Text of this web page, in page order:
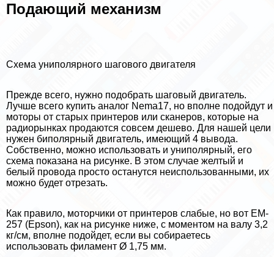
Подающий механизм
Схема униполярного шагового двигателя
Прежде всего, нужно подобрать шаговый двигатель.
Лучше всего купить аналог Nema17, но вполне подойдут и
моторы от старых принтеров или сканеров, которые на
радиорынках продаются совсем дешево. Для нашей цели
нужен биполярный двигатель, имеющий 4 вывода.
Собственно, можно использовать и униполярный, его
схема показана на рисунке. В этом случае желтый и
белый провода просто останутся неиспользованными, их
можно будет отрезать.
Как правило, моторчики от принтеров слабые, но вот EM-
257 (Epson), как на рисунке ниже, с моментом на валу 3,2
кг/см, вполне подойдет, если вы собираетесь
использовать филамент Ø 1,75 мм.